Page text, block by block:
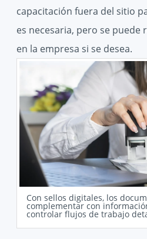
capacitación fuera del sitio
es necesaria, pero se puede
en la empresa si se desea.
Con sellos digitales, los
complementar con
controlar flujos de trabajo